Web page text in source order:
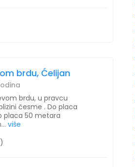
brdu, Ćelijan
brdu, u pravcu
česme . Do placa
placa 50 metara
više